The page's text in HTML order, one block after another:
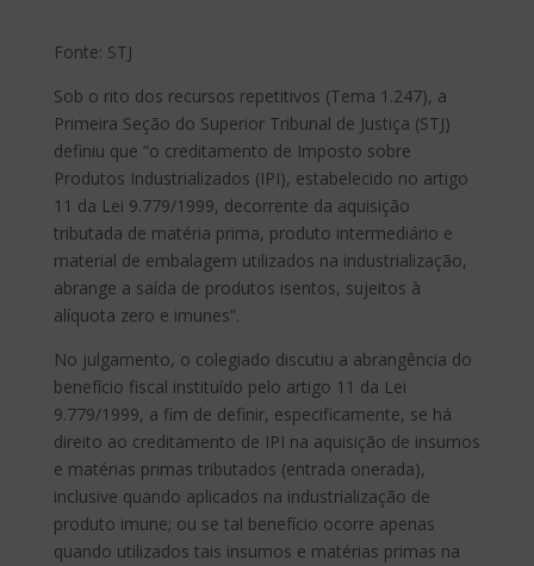
Fonte: STJ
​Sob o rito dos recursos repetitivos (Tema 1.247), a
Primeira Seção do Superior Tribunal de Justiça (STJ)
definiu que “o creditamento de Imposto sobre
Produtos Industrializados (IPI), estabelecido no artigo
11 da Lei 9.779/1999, decorrente da aquisição
tributada de matéria prima, produto intermediário e
material de embalagem utilizados na industrialização,
abrange a saída de produtos isentos, sujeitos à
alíquota zero e imunes”.
No julgamento, o colegiado discutiu a abrangência do
benefício fiscal instituído pelo artigo 11 da Lei
9.779/1999, a fim de definir, especificamente, se há
direito ao creditamento de IPI na aquisição de insumos
e matérias primas tributados (entrada onerada),
inclusive quando aplicados na industrialização de
produto imune; ou se tal benefício ocorre apenas
quando utilizados tais insumos e matérias primas na